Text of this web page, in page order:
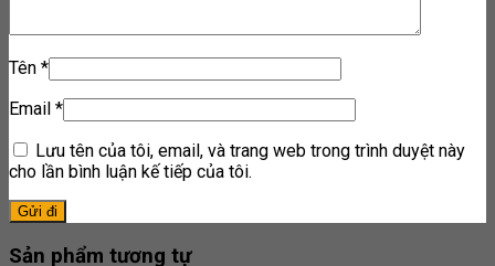
Tên *
Email *
Lưu tên của tôi, email, và trang web trong trình duyệt này
cho lần bình luận kế tiếp của tôi.
Sản phẩm tương tự